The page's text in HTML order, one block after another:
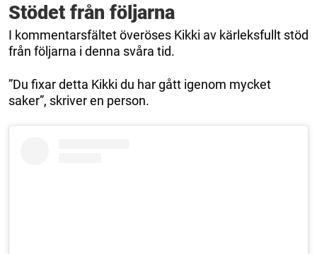
Stödet från följarna
I kommentarsfältet överöses Kikki av kärleksfullt stöd
från följarna i denna svåra tid.
”Du fixar detta Kikki du har gått igenom mycket
saker”, skriver en person.